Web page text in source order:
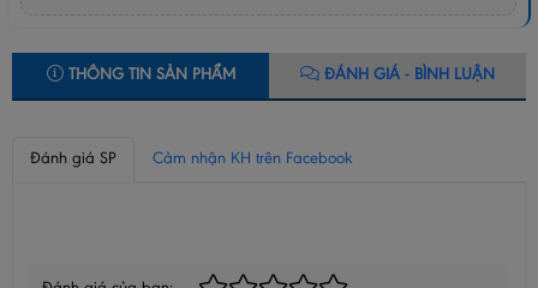
THÔNG TIN SẢN PHẨM ĐÁNH GIÁ - BÌNH LUẬN
Đánh giá SP Cảm nhận KH trên Facebook